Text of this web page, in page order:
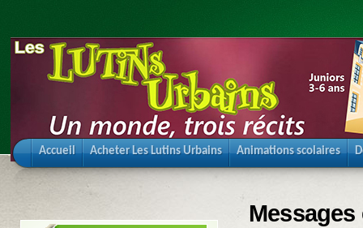
Accueil Acheter Les Lutins Urbains Animations scolaires